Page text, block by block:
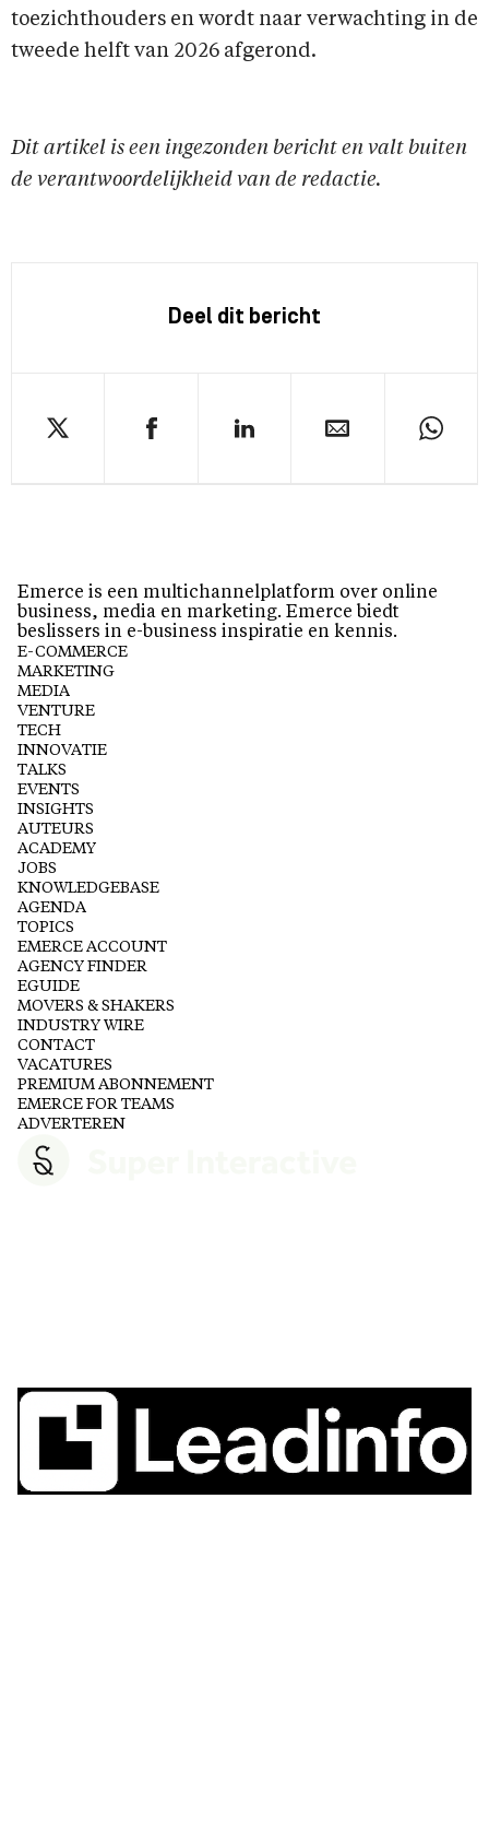
toezichthouders en wordt naar verwachting in de
tweede helft van 2026 afgerond.
Dit artikel is een ingezonden bericht en valt buiten
de verantwoordelijkheid van de redactie.
Deel dit bericht
Emerce is een multichannelplatform over online
business, media en marketing. Emerce biedt
beslissers in e-business inspiratie en kennis.
E-COMMERCE
MARKETING
MEDIA
VENTURE
TECH
INNOVATIE
TALKS
EVENTS
INSIGHTS
AUTEURS
ACADEMY
JOBS
KNOWLEDGEBASE
AGENDA
TOPICS
EMERCE ACCOUNT
AGENCY FINDER
EGUIDE
MOVERS & SHAKERS
INDUSTRY WIRE
CONTACT
VACATURES
PREMIUM ABONNEMENT
EMERCE FOR TEAMS
ADVERTEREN